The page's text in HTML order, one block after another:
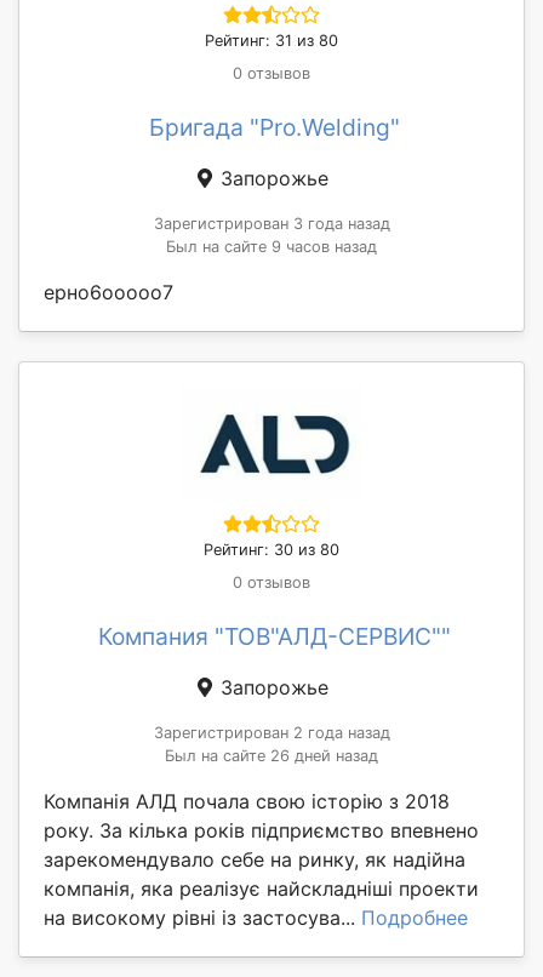
Рейтинг: 31 из 80
0 отзывов
Бригада "Pro.Welding"
Запорожье
Зарегистрирован 3 года назад
Был на сайте 9 часов назад
ерно6ооооо7
Рейтинг: 30 из 80
0 отзывов
Компания "ТОВ"АЛД-СЕРВИС""
Запорожье
Зарегистрирован 2 года назад
Был на сайте 26 дней назад
Компанія АЛД почала свою історію з 2018
року. За кілька років підприємство впевнено
зарекомендувало себе на ринку, як надійна
компанія, яка реалізує найскладніші проекти
на високому рівні із застосува... Подробнее